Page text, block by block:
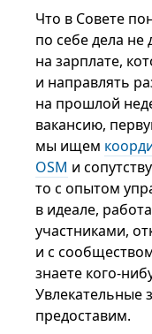
Что в Совете
по себе дела не
на зарплате,
и направлять
на прошлой
вакансию,
мы ищем
OSM и
то с опытом
в идеале,
участниками,
и с
знаете кого-
Увлекательные
предоставим.